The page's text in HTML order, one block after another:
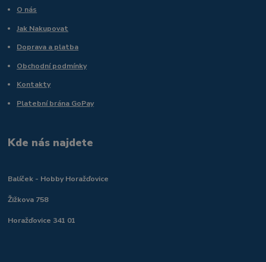
O nás
Jak Nakupovat
Doprava a platba
Obchodní podmínky
Kontakty
Platební brána GoPay
Kde nás najdete
Balíček - Hobby Horažďovice
Žižkova 758
Horažďovice 341 01